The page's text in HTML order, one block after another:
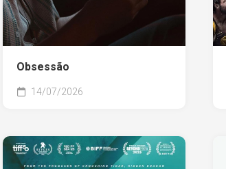
Obsessão
14/07/2026